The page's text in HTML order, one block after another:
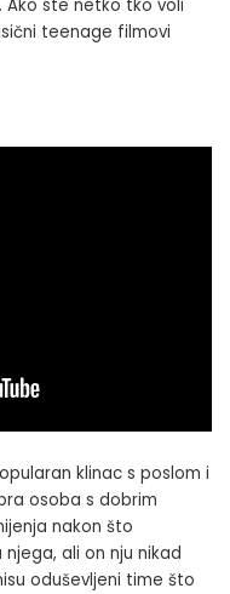
ste netko tko voli
teenage filmovi
klinac s poslom i
osoba s dobrim
nakon što
ali on nju nikad
oduševljeni time što